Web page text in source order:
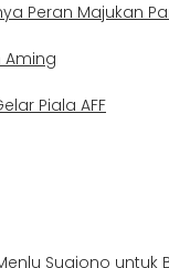
Peran Majukan
Aming
Piala AFF
Sugiono untuk